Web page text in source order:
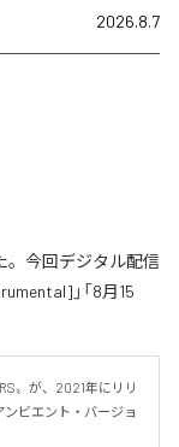
2026.8.7
。今回デジタル配信
」「8月15
〟が、2021年にリリ
ンビエント・バージョ